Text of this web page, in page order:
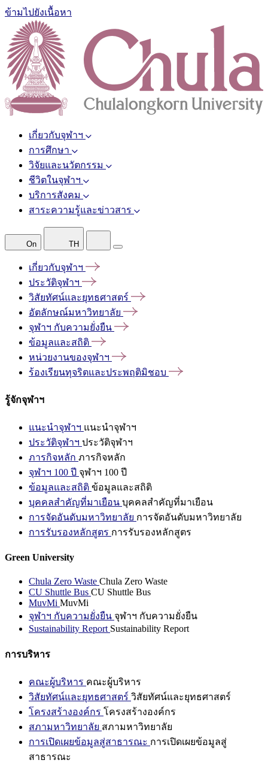
ข้ามไปยังเนื้อหา
เกี่ยวกับจุฬาฯ
การศึกษา
วิจัยและนวัตกรรม
ชีวิตในจุฬาฯ
บริการสังคม
สาระความรู้และข่าวสาร
On TH
เกี่ยวกับจุฬาฯ
ประวัติจุฬาฯ
วิสัยทัศน์และยุทธศาสตร์
อัตลักษณ์มหาวิทยาลัย
จุฬาฯ กับความยั่งยืน
ข้อมูลและสถิติ
หน่วยงานของจุฬาฯ
ร้องเรียนทุจริตและประพฤติมิชอบ
รู้จักจุฬาฯ
แนะนำจุฬาฯ แนะนำจุฬาฯ
ประวัติจุฬาฯ ประวัติจุฬาฯ
ภารกิจหลัก ภารกิจหลัก
จุฬาฯ 100 ปี จุฬาฯ 100 ปี
ข้อมูลและสถิติ ข้อมูลและสถิติ
บุคคลสำคัญที่มาเยือน บุคคลสำคัญที่มาเยือน
การจัดอันดับมหาวิทยาลัย การจัดอันดับมหาวิทยาลัย
การรับรองหลักสูตร การรับรองหลักสูตร
Green University
Chula Zero Waste Chula Zero Waste
CU Shuttle Bus CU Shuttle Bus
MuvMi MuvMi
จุฬาฯ กับความยั่งยืน จุฬาฯ กับความยั่งยืน
Sustainability Report Sustainability Report
การบริหาร
คณะผู้บริหาร คณะผู้บริหาร
วิสัยทัศน์และยุทธศาสตร์ วิสัยทัศน์และยุทธศาสตร์
โครงสร้างองค์กร โครงสร้างองค์กร
สภามหาวิทยาลัย สภามหาวิทยาลัย
การเปิดเผยข้อมูลสู่สาธารณะ การเปิดเผยข้อมูลสู่
สาธารณะ